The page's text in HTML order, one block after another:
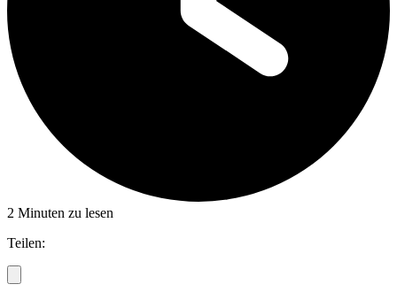
2 Minuten zu lesen
Teilen: